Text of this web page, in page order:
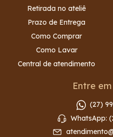
Retirada no ateliê
Prazo de Entrega
Como Comprar
Como Lavar
Central de atendimento
Entre
(27)
WhatsApp: